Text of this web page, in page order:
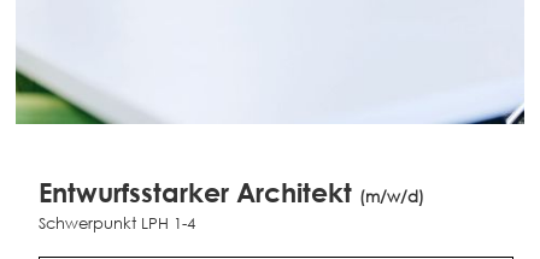
Entwurfsstarker Architekt (m/w/d)
Schwerpunkt LPH 1-4